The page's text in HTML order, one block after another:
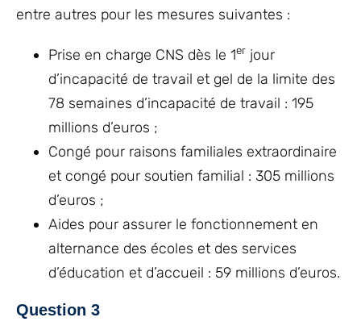
entre autres pour les mesures suivantes :
Prise en charge CNS dès le 1er jour
d’incapacité de travail et gel de la limite des
78 semaines d’incapacité de travail : 195
millions d’euros ;
Congé pour raisons familiales extraordinaire
et congé pour soutien familial : 305 millions
d’euros ;
Aides pour assurer le fonctionnement en
alternance des écoles et des services
d’éducation et d’accueil : 59 millions d’euros.
Question 3